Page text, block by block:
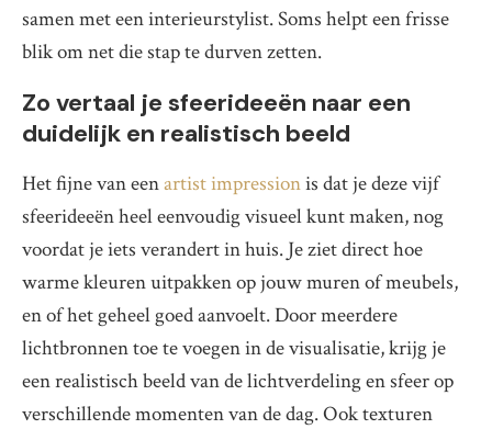
samen met een interieurstylist. Soms helpt een frisse
blik om net die stap te durven zetten.
Zo vertaal je sfeerideeën naar een
duidelijk en realistisch beeld
Het fijne van eenartist impressionis dat je deze vijf
sfeerideeën heel eenvoudig visueel kunt maken, nog
voordat je iets verandert in huis. Je ziet direct hoe
warme kleuren uitpakken op jouw muren of meubels,
en of het geheel goed aanvoelt. Door meerdere
lichtbronnen toe te voegen in de visualisatie, krijg je
een realistisch beeld van de lichtverdeling en sfeer op
verschillende momenten van de dag. Ook texturen